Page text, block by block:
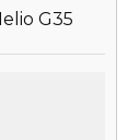
G35